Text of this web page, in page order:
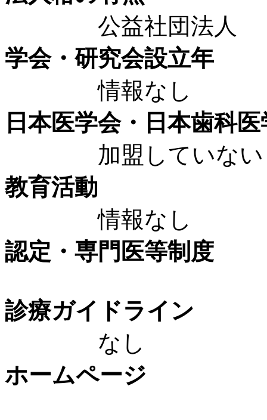
公益社団法人
学会・研究会設立年
情報なし
日本医学会・日本歯科
加盟していない
教育活動
情報なし
認定・専門医等制度
診療ガイドライン
なし
ホームページ